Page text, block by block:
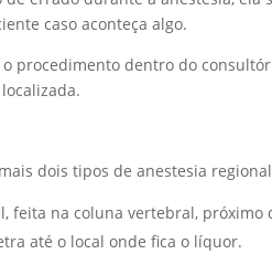
caso aconteça algo.
procedimento dentro do
dois tipos de anestesia
feita na coluna vertebral, próximo
até o local onde fica o líquor.